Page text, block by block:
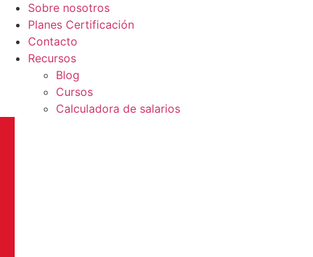
Sobre nosotros
Planes Certificación
Contacto
Recursos
Blog
Cursos
Calculadora de salarios